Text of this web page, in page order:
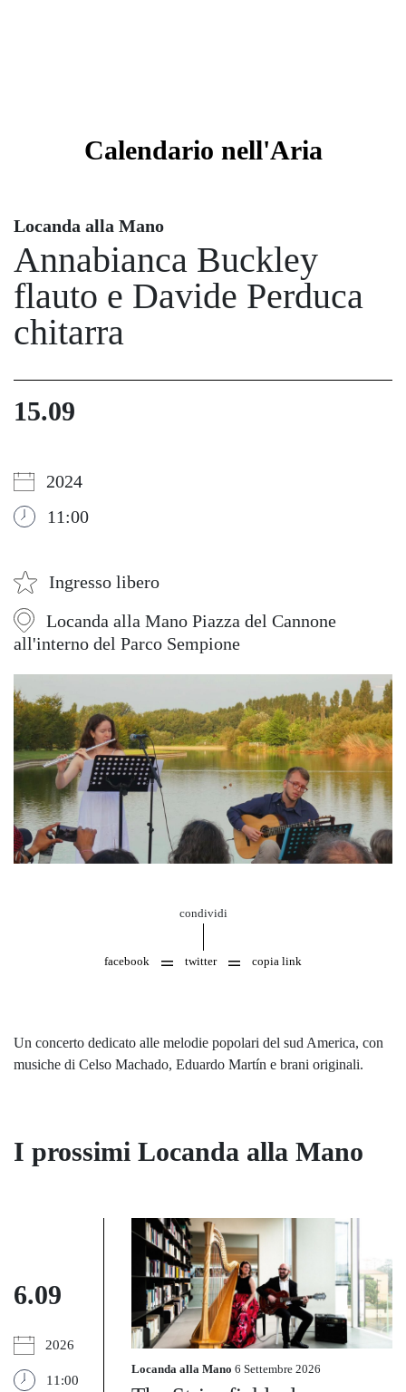
Calendario nell'Aria
Locanda alla Mano
Annabianca Buckley
flauto e Davide Perduca
chitarra
15.09
2024
11:00
Ingresso libero
Locanda alla Mano Piazza del Cannone
all'interno del Parco Sempione
condividi
facebook twitter copia link
Un concerto dedicato alle melodie popolari del sud America, con
musiche di Celso Machado, Eduardo Martín e brani originali.
I prossimi Locanda alla Mano
6.09
2026
11:00
Locanda alla Mano 6 Settembre 2026